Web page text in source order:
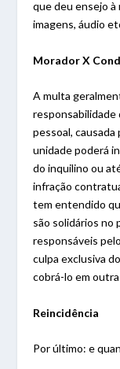
que deu ensejo
imagens, áudio
Morador X
A multa
responsabilidade
pessoal,
unidade poderá
do inquilino ou
infração
tem entendido
são solidários no
responsáveis
culpa exclusiva
cobrá-lo em
Reincidência
Por último: e